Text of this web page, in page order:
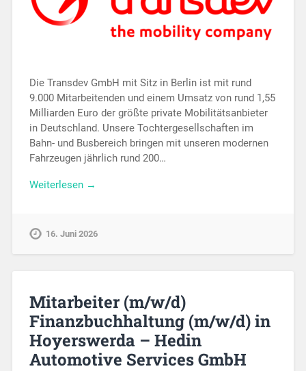
Die Transdev GmbH mit Sitz in Berlin ist mit rund
9.000 Mitarbeitenden und einem Umsatz von rund 1,55
Milliarden Euro der größte private Mobilitätsanbieter
in Deutschland. Unsere Tochtergesellschaften im
Bahn- und Busbereich bringen mit unseren modernen
Fahrzeugen jährlich rund 200…
Weiterlesen →
16. Juni 2026
Mitarbeiter (m/w/d)
Finanzbuchhaltung (m/w/d) in
Hoyerswerda – Hedin
Automotive Services GmbH